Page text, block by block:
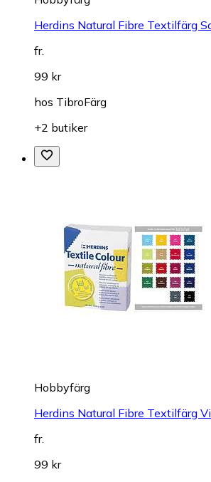
Herdins Natural Fibre Textilfärg
fr.
99 kr
hos TibroFärg
+2 butiker
Hobbyfärg
Herdins Natural Fibre Textilfärg
fr.
99 kr